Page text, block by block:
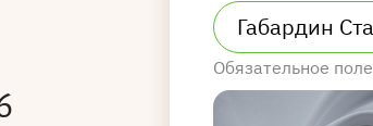
Обязательное поле